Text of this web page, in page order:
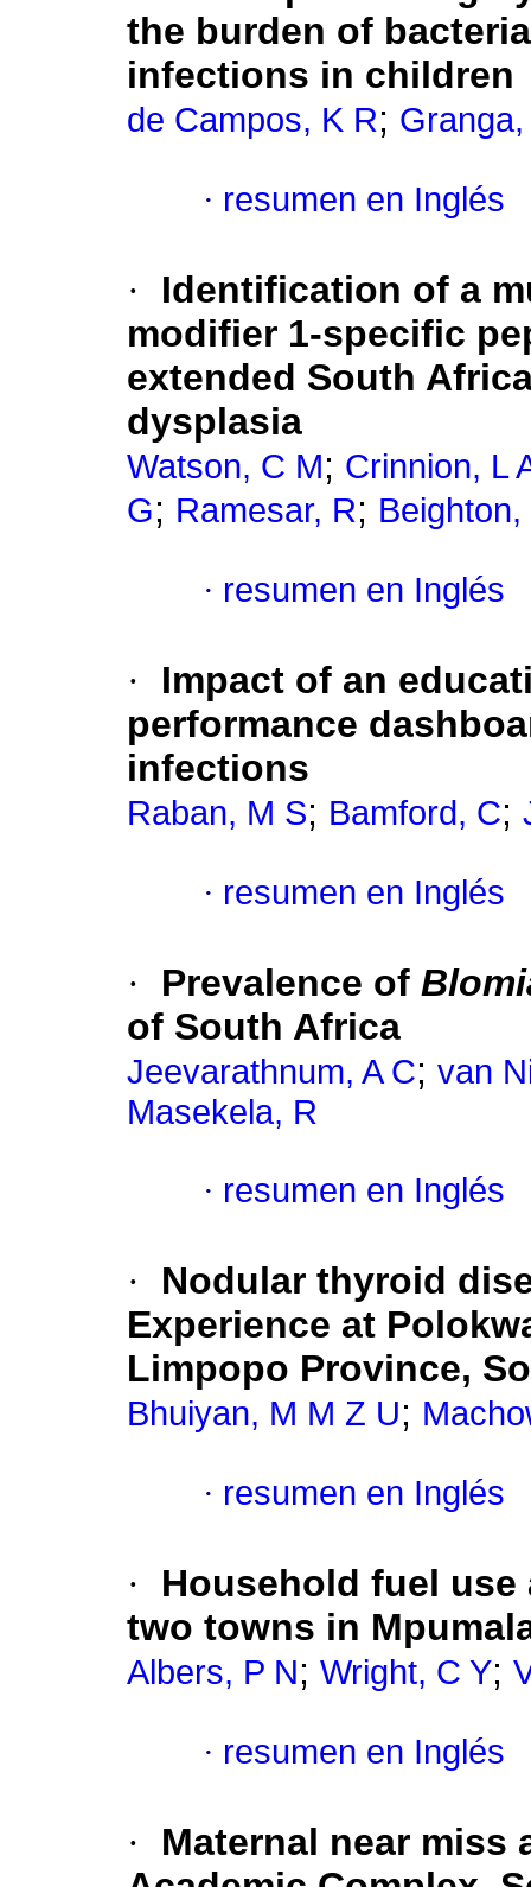
the burden of
infections in children
de Campos, K R;
· resumen en Inglés
·
Identification of a
modifier 1-specific
extended South
dysplasia
Watson, C M; Crinnion, L
G; Ramesar, R; Beighton,
· resumen en Inglés
·
Impact of an
performance
infections
Raban, M S; Bamford, C;
· resumen en Inglés
· Prevalence of
of South Africa
Jeevarathnum, A C; van
Masekela, R
· resumen en Inglés
·
Nodular thyroid
Experience at
Limpopo Province,
Bhuiyan, M M Z U;
· resumen en Inglés
·
Household fuel
two towns in
Albers, P N; Wright, C Y;
· resumen en Inglés
·
Maternal near miss